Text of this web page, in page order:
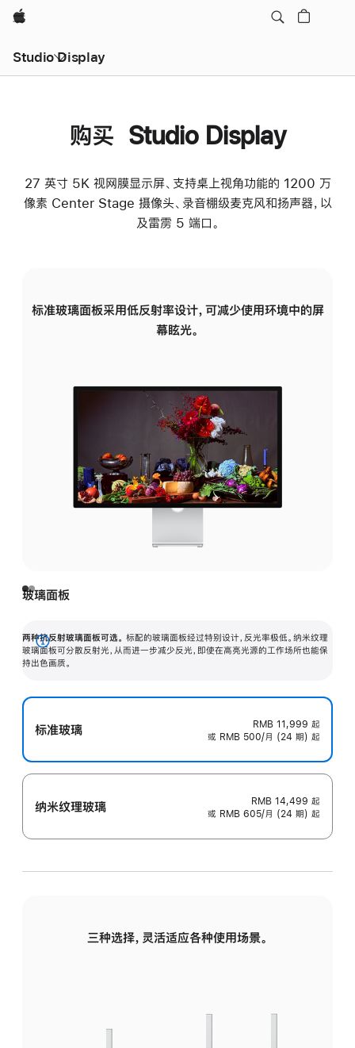
Apple
Studio Display
购买 Studio Display
27 英寸 5K 视网膜显示屏、支持桌上视角功能的 1200 万
像素 Center Stage 摄像头、录音棚级麦克风和扬声器，以
及雷雳 5 端口。
标准玻璃面板采用低反射率设计，可减少使用环境中的屏
幕眩光。
玻璃面板
两种抗反射玻璃面板可选。 标配的玻璃面板经过特别设计，反光率极低。纳米纹理
玻璃面板可分散反射光，从而进一步减少反光，即使在高亮光源的工作场所也能保
持出色画质。
展
开
标准玻璃 RMB 11,999 起
或 RMB 500/月 (24 期) 起
纳米纹理玻璃 RMB 14,499 起
或 RMB 605/月 (24 期) 起
三种选择，灵活适应各种使用场景。